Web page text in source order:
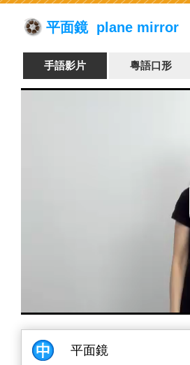
平面鏡 plane mirror
手語影片 粵語口形
平面鏡